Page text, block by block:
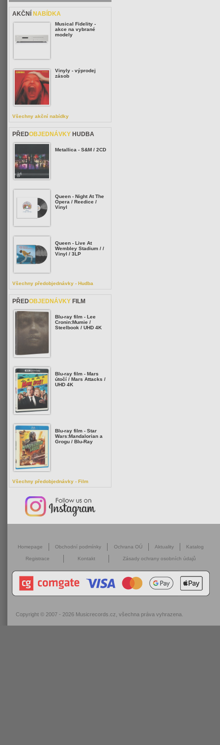
AKČNÍ NABÍDKA
Musical Fidelity -
akce na vybrané
modely
Vinyly - výprodej
zásob
Všechny akční nabídky
PŘEDOBJEDNÁVKY HUDBA
Metallica - S&M / 2CD
Queen - Night At The
Opera / Reedice /
Vinyl
Queen - Live At
Wembley Stadium / /
Vinyl / 3LP
Všechny předobjednávky - Hudba
PŘEDOBJEDNÁVKY FILM
Blu-ray film - Lee
Cronin:Mumie /
Steelbook / UHD 4K
Blu-ray film - Mars
útočí / Mars Attacks /
UHD 4K
Blu-ray film - Star
Wars:Mandalorian a
Grogu / Blu-Ray
Všechny předobjednávky - Film
Homepage Obchodní podmínky Ochrana OÚ Aktuality Katalog
Registrace Kontakt Zásady ochrany osobních údajů
Copyright © 2007 - 2026 Musicrecords.cz , všechna práva vyhrazena.